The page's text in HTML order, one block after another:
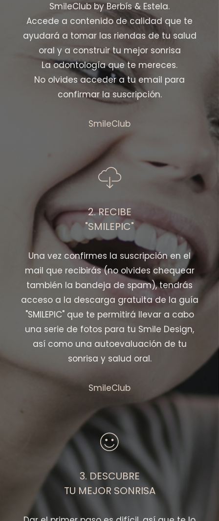
SmileClub by Berbís & Estela.
Accede a contenido de calidad que te
ayudará a tomar las riendas de tu salud
oral y a construir tu mejor sonrisa
La odontología que te mereces.
No olvides acceder a tu email para
confirmar la suscripción.
SmileClub
2. RECIBE
"SMILEPIC"
Una vez confirmes la suscripción en el
mail que recibirás (no olvides chequear
también la bandeja de spam), tendrás
acceso a la descarga gratuita de la guía
"SMILEPIC" que te permitirá llevar a cabo
una serie de fotos para tu Smile Design,
así como una autoevaluación de tu
sonrisa y salud oral.
SmileClub
3. DESCUBRE
TU MEJOR SONRISA